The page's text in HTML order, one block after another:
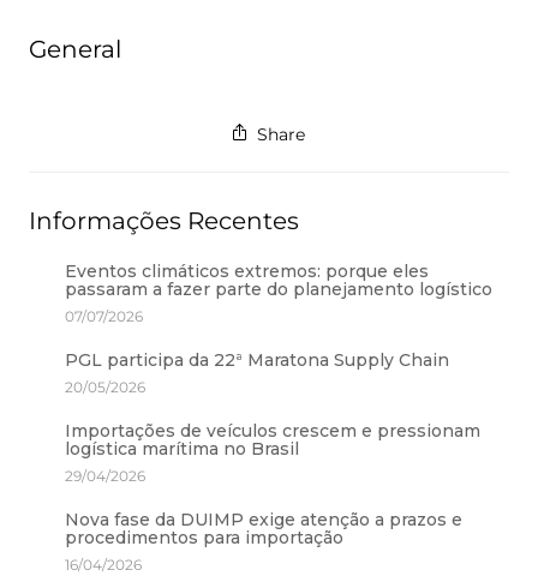
General
Share
Informações Recentes
Eventos climáticos extremos: porque eles
passaram a fazer parte do planejamento logístico
07/07/2026
PGL participa da 22ª Maratona Supply Chain
20/05/2026
Importações de veículos crescem e pressionam
logística marítima no Brasil
29/04/2026
Nova fase da DUIMP exige atenção a prazos e
procedimentos para importação
16/04/2026